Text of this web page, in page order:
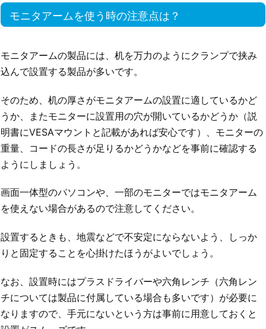
モニタアームを使う時の注意点は？
モニタアームの製品には、机を万力のようにクランプで挟み
込んで設置する製品が多いです。
そのため、机の厚さがモニタアームの設置に適しているかど
うか、またモニターに設置用の穴が開いているかどうか（説
明書にVESAマウントと記載があれば安心です）、モニターの
重量、コードの長さが足りるかどうかなどを事前に確認する
ようにしましょう。
画面一体型のパソコンや、一部のモニターではモニタアーム
を使えない場合があるので注意してください。
設置するときも、地震などで不安定にならないよう、しっか
りと固定することを心掛けたほうがよいでしょう。
なお、設置時にはプラスドライバーや六角レンチ（六角レン
チについては製品に付属している場合も多いです）が必要に
なりますので、手元にないという方は事前に用意しておくと